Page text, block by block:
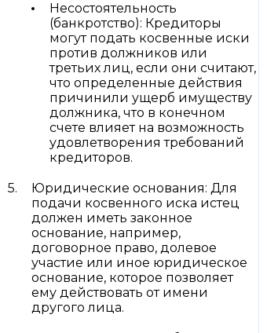
Несостоятельность
(банкротство): Кредиторы
могут подать косвенные иски
против должников или
третьих лиц, если они считают,
что определенные действия
причинили ущерб имуществу
должника, что в конечном
счете влияет на возможность
удовлетворения требований
кредиторов.
Юридические основания: Для
подачи косвенного иска истец
должен иметь законное
основание, например,
договорное право, долевое
участие или иное юридическое
основание, которое позволяет
ему действовать от имени
другого лица.